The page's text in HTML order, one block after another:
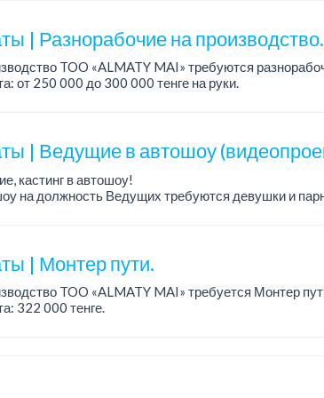
| Разнорабочие на производство.
TOO «ALMATY MAI» требуются
от 250 000 до 300 000 тенге на руки.
| Ведущие в автошоу
кастинг в автошоу!
на должность Ведущих требуются девушки и
автомоб...
| Монтер пути.
TOO «ALMATY MAI» требуется Монтер
322 000 тенге.